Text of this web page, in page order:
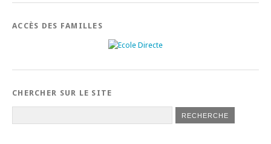
ACCÈS DES FAMILLES
CHERCHER SUR LE SITE